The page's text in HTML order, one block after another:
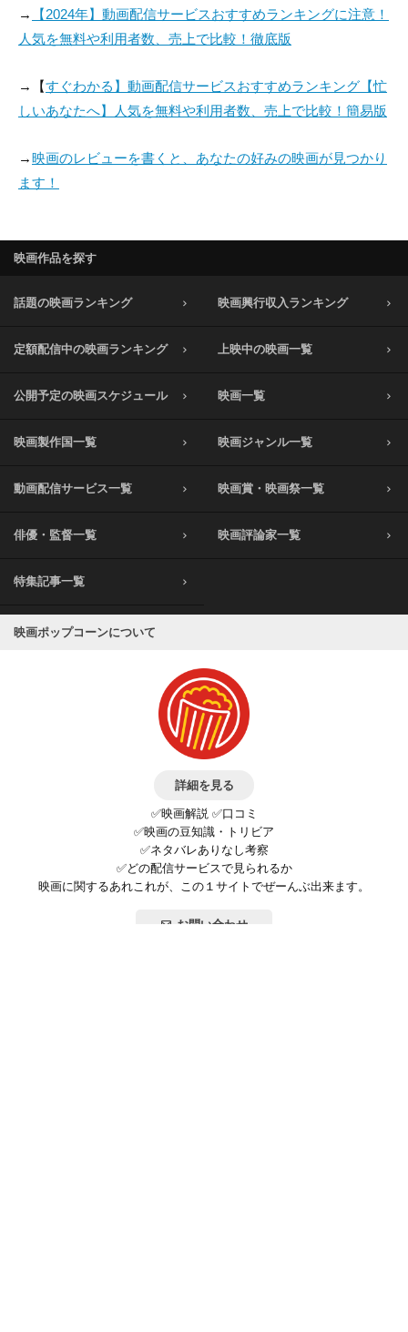
→
【2024年】動画配信サービスおすすめランキングに注意！
人気を無料や利用者数、売上で比較！徹底版
→【すぐわかる】動画配信サービスおすすめランキング【忙
しいあなたへ】人気を無料や利用者数、売上で比較！簡易版
→映画のレビューを書くと、あなたの好みの映画が見つかり
ます！
映画作品を探す
話題の映画ランキング 映画興行収入ランキング
定額配信中の映画ランキング 上映中の映画一覧
公開予定の映画スケジュール 映画一覧
映画製作国一覧 映画ジャンル一覧
動画配信サービス一覧 映画賞・映画祭一覧
俳優・監督一覧 映画評論家一覧
特集記事一覧
映画ポップコーンについて
詳細を見る
✅映画解説 ✅口コミ
✅映画の豆知識・トリビア
✅ネタバレありなし考察
✅どの配信サービスで見られるか
映画に関するあれこれが、この１サイトでぜーんぶ出来ます。
お問い合わせ